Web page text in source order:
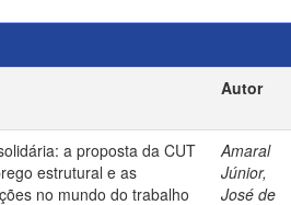
Autor
a proposta da CUT
estrutural e as
no mundo do trabalho
Amaral
Júnior,
José de